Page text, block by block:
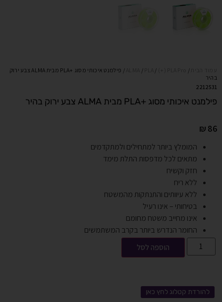
/
/ /
/ פילמנט איכותי מסוג +PLA מבית ALMA צבע ירוק
בהיר
2212531
פילמנט איכותי מסוג +PLA מבית ALMA צבע ירוק בהיר
₪ 86
המומלץ ביותר למתחילים ולמתקדמים
מתאים לכל מדפסות התלת מימד
חזק וקשיח
ללא ריח
ללא עיוותים והתנתקות מהמשטח
בטיחותי – אינו רעיל
אינו מחייב משטח מחומם
החומר הנדרש ביותר בקרב המשתמשים
הוספה לסל
להורדת קטלוג לחץ כאן